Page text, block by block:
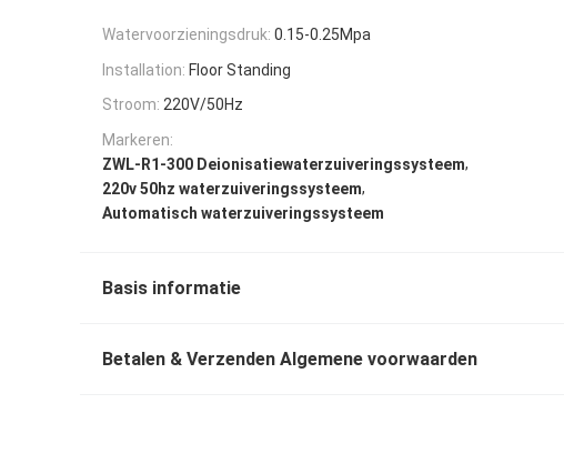
Watervoorzieningsdruk: 0.15-0.25Mpa
Installation: Floor Standing
Stroom: 220V/50Hz
Markeren:
ZWL-R1-300 Deionisatiewaterzuiveringssysteem,
220v 50hz waterzuiveringssysteem,
Automatisch waterzuiveringssysteem
Basis informatie
Betalen & Verzenden Algemene voorwaarden